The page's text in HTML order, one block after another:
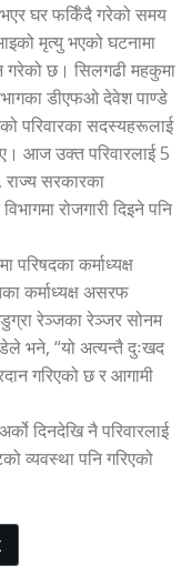
घर फर्किँदै गरेको समय
मृत्यु भएको घटनामा
गरेको छ। सिलगढी महकुमा
डीएफओ देवेश पाण्डे
परिवारका सदस्यहरूलाई
आज उक्त परिवारलाई 5
सरकारका
रोजगारी दिइने पनि
कर्माध्यक्ष
कर्माध्यक्ष असरफ
रेञ्जका रेञ्जर सोनम
भने, “यो अत्यन्तै दुःखद
गरिएको छ र आगामी
दिनदेखि नै परिवारलाई
व्यवस्था पनि गरिएको